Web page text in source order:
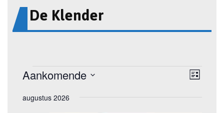
De Klender